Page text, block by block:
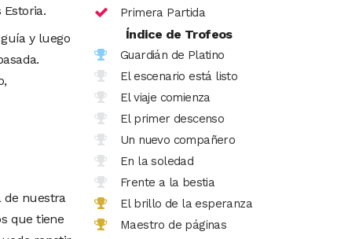
y luego
de nuestra
que tiene
Primera Partida
Índice de Trofeos
Guardián de Platino
El escenario está listo
El viaje comienza
El primer descenso
Un nuevo compañero
En la soledad
Frente a la bestia
El brillo de la esperanza
Maestro de páginas